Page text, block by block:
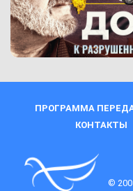
ПРОГРАММА
КОНТАКТЫ
©